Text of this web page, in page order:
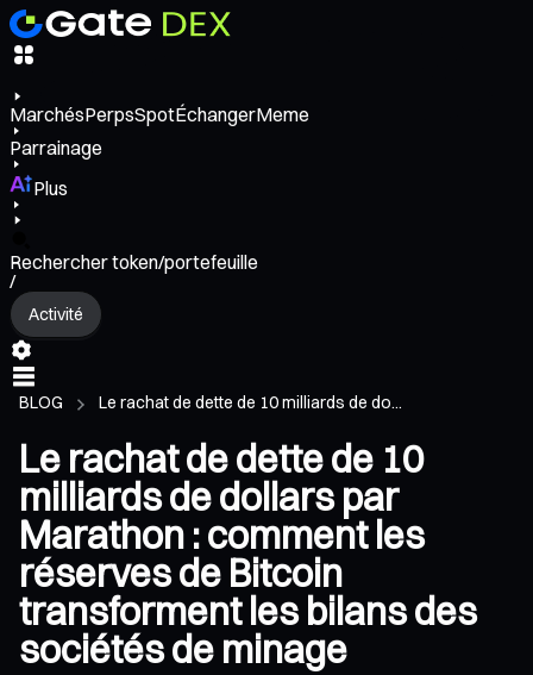
MarchésPerpsSpotÉchangerMeme
Parrainage
Plus
Rechercher token/portefeuille
/
Activité
BLOG Le rachat de dette de 10 milliards de do...
Le rachat de dette de 10
milliards de dollars par
Marathon : comment les
réserves de Bitcoin
transforment les bilans des
sociétés de minage